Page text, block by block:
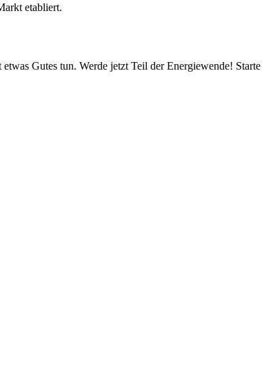
etabliert.
Gutes tun. Werde jetzt Teil der Energiewende! Starte